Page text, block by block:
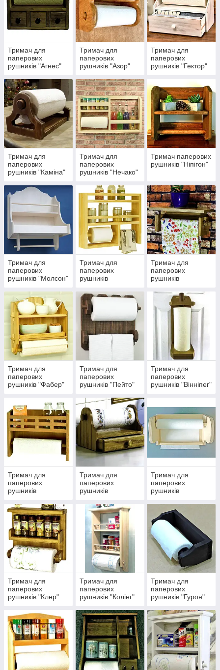
Тримач для
паперових
рушників "Агнес"
Тримач для
паперових
рушників "Азор"
Тримач для
паперових
рушників "Гектор"
Тримач для
паперових
рушників "Каміна"
Тримач для
паперових
рушників "Нечако"
Тримач паперових
рушників "Ніпігон"
Тримач для
паперових
рушників "Молсон"
Тримач для
паперових
рушників
Тримач для
паперових
рушників
Тримач для
паперових
рушників "Фабер"
Тримач для
паперових
рушників "Пейто"
Тримач для
паперових
рушників "Вінніпег"
Тримач для
паперових
рушників
Тримач для
паперових
рушників
Тримач для
паперових
рушників
Тримач для
паперових
рушників "Клер"
Тримач для
паперових
рушників "Колінг"
Тримач для
паперових
рушників "Гурон"